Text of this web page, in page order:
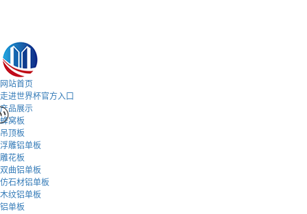
网站首页
走进世界杯官方入口
产品展示
蜂窝板
吊顶板
浮雕铝单板
雕花板
双曲铝单板
仿石材铝单板
木纹铝单板
铝单板